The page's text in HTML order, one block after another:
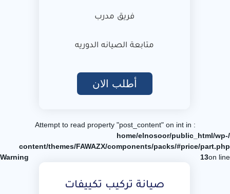
فريق مدرب
متابعة الصيانه الدوريه
أطلب الان
: Attempt to read property "post_content" on int in
/home/elnosoor/public_html/wp-
content/themes/FAWAZX/components/packs/#price/part.php
on line
13
صيانة تركيب تكييفات
Warning